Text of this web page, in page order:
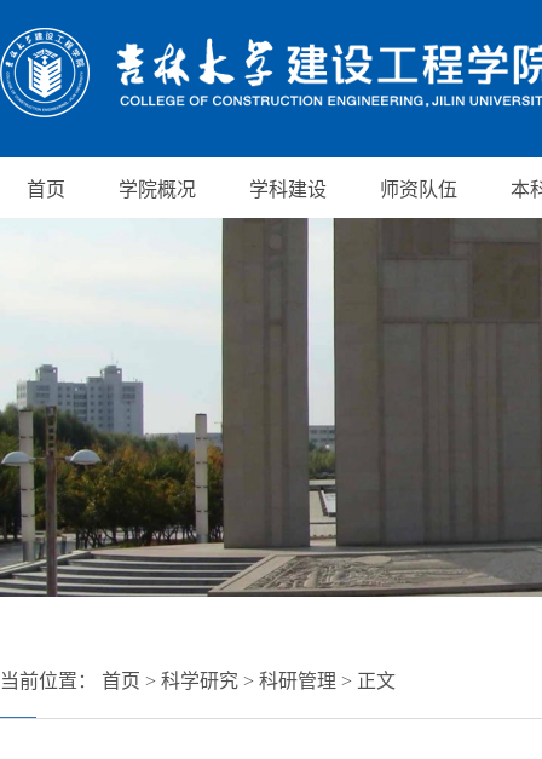
首页 学院概况 学科建设 师资队伍 本
当前位置： 首页 > 科学研究 > 科研管理 > 正文